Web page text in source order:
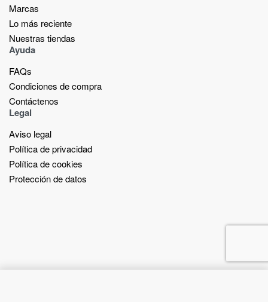
Marcas
Lo más reciente​
Nuestras tiendas​
Ayuda
FAQs
Condiciones de compra
Contáctenos
Legal
Aviso legal
Política de privacidad
Política de cookies
Protección de datos